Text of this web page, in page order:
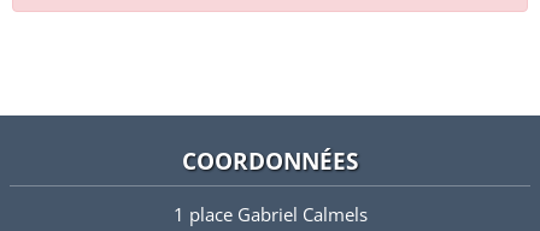
COORDONNÉES
1 place Gabriel Calmels